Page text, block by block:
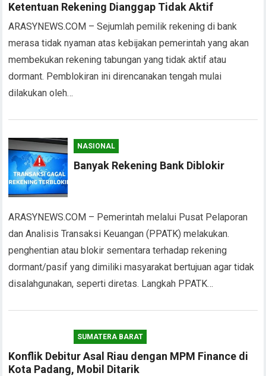
Ketentuan Rekening Dianggap Tidak Aktif
ARASYNEWS.COM – Sejumlah pemilik rekening di bank
merasa tidak nyaman atas kebijakan pemerintah yang akan
membekukan rekening tabungan yang tidak aktif atau
dormant. Pemblokiran ini direncanakan tengah mulai
dilakukan oleh…
NASIONAL
Banyak Rekening Bank Diblokir
ARASYNEWS.COM – Pemerintah melalui Pusat Pelaporan
dan Analisis Transaksi Keuangan (PPATK) melakukan.
penghentian atau blokir sementara terhadap rekening
dormant/pasif yang dimiliki masyarakat bertujuan agar tidak
disalahgunakan, seperti diretas. Langkah PPATK…
SUMATERA BARAT
Konflik Debitur Asal Riau dengan MPM Finance di
Kota Padang, Mobil Ditarik